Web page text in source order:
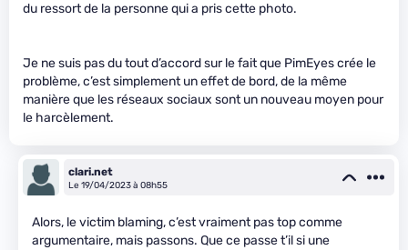
du ressort de la personne qui a pris cette photo.
Je ne suis pas du tout d’accord sur le fait que PimEyes crée le
problème, c’est simplement un effet de bord, de la même
manière que les réseaux sociaux sont un nouveau moyen pour
le harcèlement.
clari.net
Le 19/04/2023 à 08h55
Alors, le victim blaming, c’est vraiment pas top comme
argumentaire, mais passons. Que ce passe t’il si une